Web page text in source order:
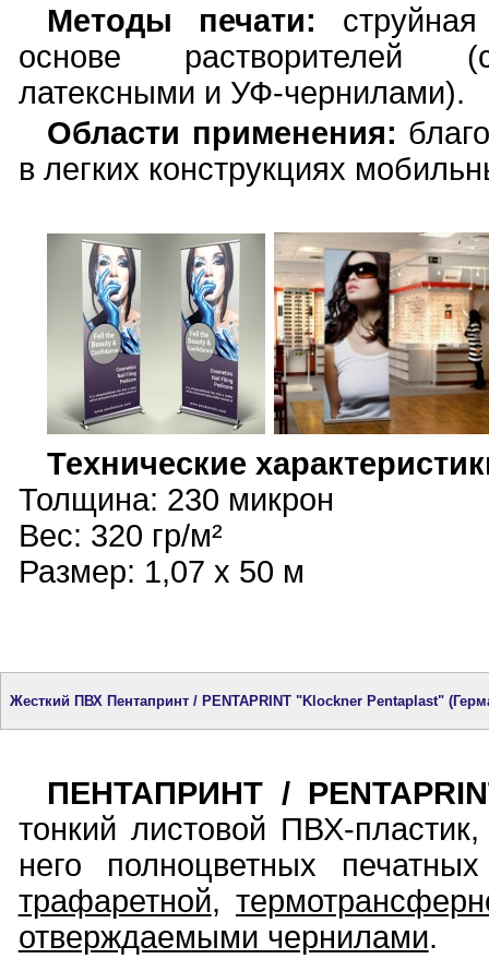
Методы печати:
основе растворителей
латексными и УФ-чернилами).
Области применения:
в легких конструкциях
Технические
Толщина: 230 микрон
Вес: 320 гр/м²
Размер: 1,07 х 50 м
Жесткий ПВХ Пентапринт / PENTAPRINT "Klockner Pentaplast"
ПЕНТАПРИНТ /
тонкий листовой ПВХ-
него полноцветных
трафаретной,
отверждаемыми чернилами.